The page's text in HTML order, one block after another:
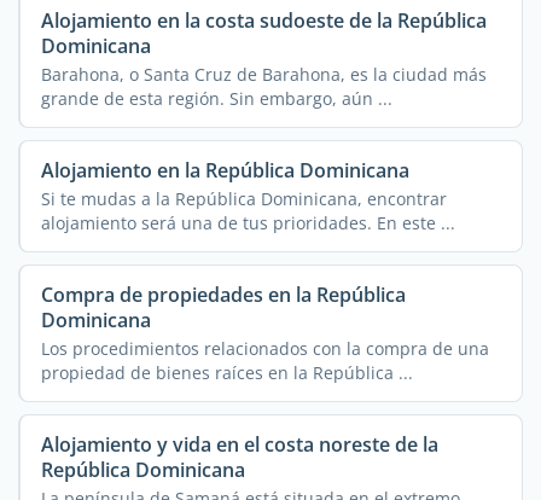
Alojamiento en la costa sudoeste de la República
Dominicana
Barahona, o Santa Cruz de Barahona, es la ciudad más
grande de esta región. Sin embargo, aún ...
Alojamiento en la República Dominicana
Si te mudas a la República Dominicana, encontrar
alojamiento será una de tus prioridades. En este ...
Compra de propiedades en la República
Dominicana
Los procedimientos relacionados con la compra de una
propiedad de bienes raíces en la República ...
Alojamiento y vida en el costa noreste de la
República Dominicana